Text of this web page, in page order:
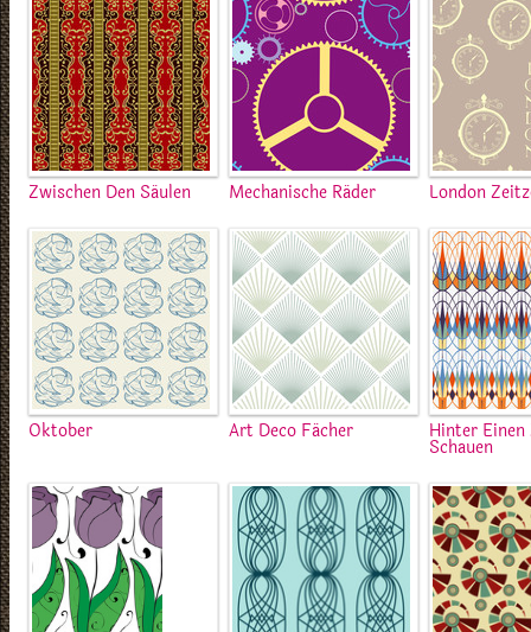
Zwischen Den Säulen Mechanische Räder London
Oktober Art Deco Fächer Hinter Einen
Schauen